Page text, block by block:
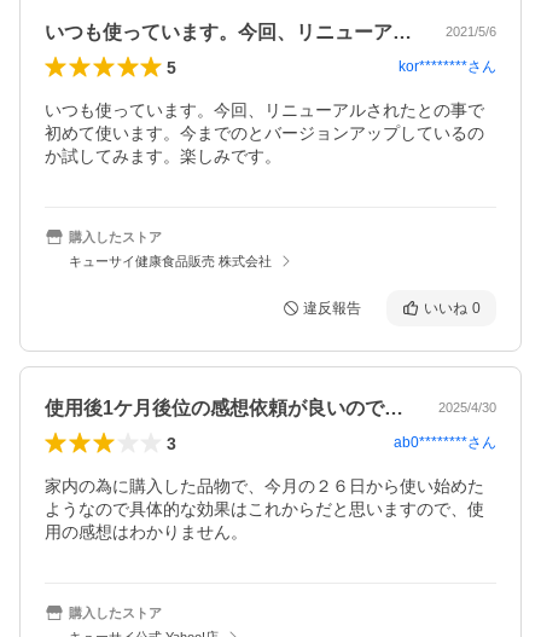
いつも使っています。今回、リニューアル… 2021/5/6
5 kor********さん
いつも使っています。今回、リニューアルされたとの事で
初めて使います。今までのとバージョンアップしているの
か試してみます。楽しみです。
購入したストア
キューサイ健康食品販売 株式会社
違反報告 いいね 0
使用後1ケ月後位の感想依頼が良いのでは？ 2025/4/30
3 ab0********さん
家内の為に購入した品物で、今月の２６日から使い始めた
ようなので具体的な効果はこれからだと思いますので、使
用の感想はわかりません。
購入したストア